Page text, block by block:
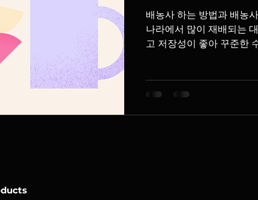
배농사 하는 방법과 배농
나라에서 많이 재배되는
고 저장성이 좋아 꾸준한
충 예방에도 도움이 됩니
4. 전정 작업 겨울철 가지